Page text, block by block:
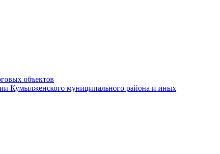
объектов
Кумылженского муниципального района и иных